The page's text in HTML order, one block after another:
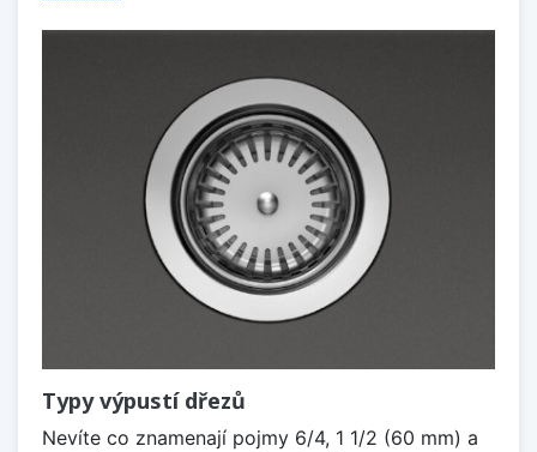
Typy výpustí dřezů
Nevíte co znamenají pojmy 6/4, 1 1/2 (60 mm) a